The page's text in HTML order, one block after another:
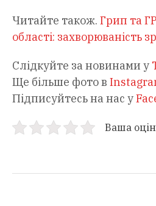
Читайте також. Грип та
області: захворюваність
Слідкуйте за новинами у
Ще більше фото в
Підписуйтесь на нас у
Ваша